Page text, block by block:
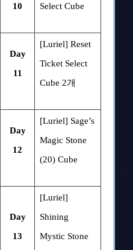
10
Select Cube
Day
11
[Luriel] Reset
Ticket Select
Cube 2개
Day
12
[Luriel] Sage’s
Magic Stone
(20) Cube
Day
13
[Luriel]
Shining
Mystic Stone